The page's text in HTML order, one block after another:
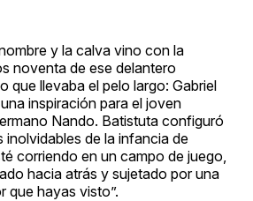
y la calva vino con la
noventa de ese delantero
que llevaba el pelo largo: Gabriel
inspiración para el joven
Nando. Batistuta configuró
inolvidables de la infancia de
corriendo en un campo de juego,
hacia atrás y sujetado por una
que hayas visto”.